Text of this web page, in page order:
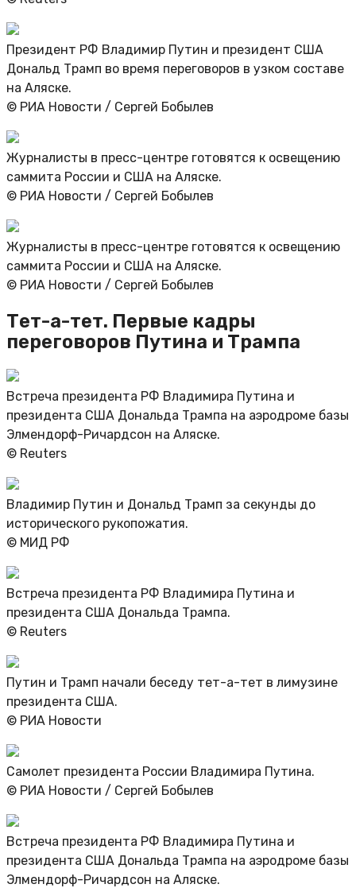
Президент РФ Владимир Путин и президент США
Дональд Трамп во время переговоров в узком составе
на Аляске.
© РИА Новости / Сергей Бобылев
Журналисты в пресс-центре готовятся к освещению
саммита России и США на Аляске.
© РИА Новости / Сергей Бобылев
Журналисты в пресс-центре готовятся к освещению
саммита России и США на Аляске.
© РИА Новости / Сергей Бобылев
Тет-а-тет. Первые кадры
переговоров Путина и Трампа
Встреча президента РФ Владимира Путина и
президента США Дональда Трампа на аэродроме базы
Элмендорф-Ричардсон на Аляске.
© Reuters
Владимир Путин и Дональд Трамп за секунды до
исторического рукопожатия.
© МИД РФ
Встреча президента РФ Владимира Путина и
президента США Дональда Трампа.
© Reuters
Путин и Трамп начали беседу тет-а-тет в лимузине
президента США.
© РИА Новости
Самолет президента России Владимира Путина.
© РИА Новости / Сергей Бобылев
Встреча президента РФ Владимира Путина и
президента США Дональда Трампа на аэродроме базы
Элмендорф-Ричардсон на Аляске.